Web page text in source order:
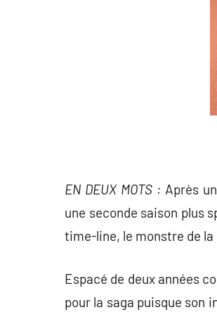
EN DEUX MOTS : Après
une seconde saison plus
time-line, le monstre de
Espacé de deux années
pour la saga puisque son